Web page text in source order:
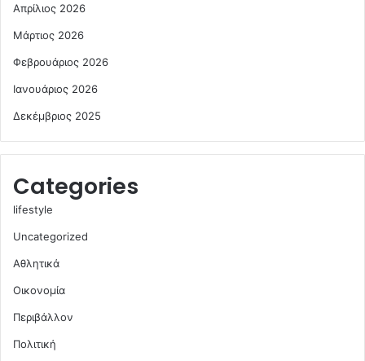
Απρίλιος 2026
Μάρτιος 2026
Φεβρουάριος 2026
Ιανουάριος 2026
Δεκέμβριος 2025
Categories
lifestyle
Uncategorized
Αθλητικά
Οικονομία
Περιβάλλον
Πολιτική